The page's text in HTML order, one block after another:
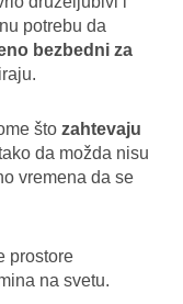
potrebu da
bezbedni za
što zahtevaju
da možda nisu
vremena da se
prostore
na svetu.